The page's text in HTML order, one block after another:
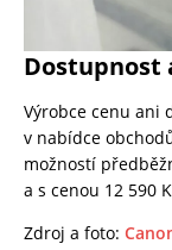
Dostupnost
Výrobce cenu ani
v nabídce
možností
a s cenou 12 590
Zdroj a foto: